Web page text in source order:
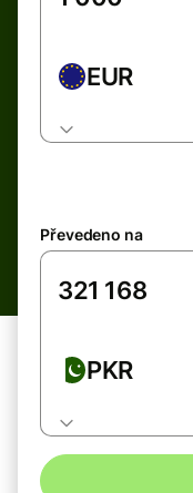
EUR
Převedeno na
PKR